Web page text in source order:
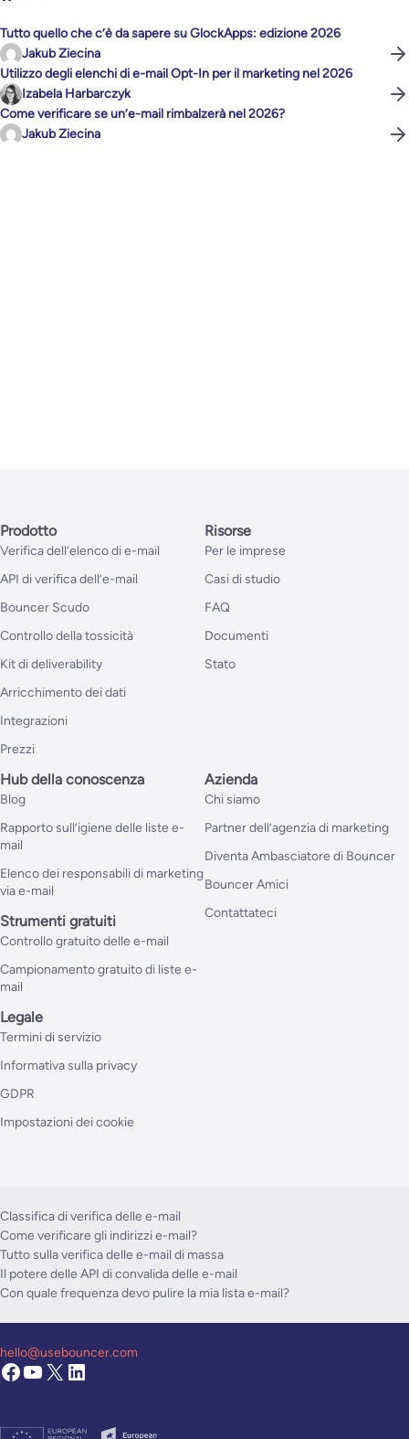
Tutto quello che c’è da sapere su GlockApps: edizione 2026
Jakub Ziecina
Utilizzo degli elenchi di e-mail Opt-In per il marketing nel 2026
Izabela Harbarczyk
Come verificare se un’e-mail rimbalzerà nel 2026?
Jakub Ziecina
Prodotto
Verifica dell’elenco di e-mail
API di verifica dell’e-mail
Bouncer Scudo
Controllo della tossicità
Kit di deliverability
Arricchimento dei dati
Integrazioni
Prezzi
Risorse
Per le imprese
Casi di studio
FAQ
Documenti
Stato
Hub della conoscenza
Blog
Rapporto sull’igiene delle liste e-
mail
Elenco dei responsabili di marketing
via e-mail
Strumenti gratuiti
Controllo gratuito delle e-mail
Campionamento gratuito di liste e-
mail
Azienda
Chi siamo
Partner dell’agenzia di marketing
Diventa Ambasciatore di Bouncer
Bouncer Amici
Contattateci
Legale
Termini di servizio
Informativa sulla privacy
GDPR
Impostazioni dei cookie
Classifica di verifica delle e-mail
Come verificare gli indirizzi e-mail?
Tutto sulla verifica delle e-mail di massa
Il potere delle API di convalida delle e-mail
Con quale frequenza devo pulire la mia lista e-mail?
hello@usebouncer.com